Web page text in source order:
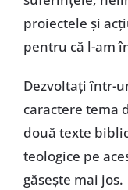
proiectele și
pentru că l-am
Dezvoltați într-
caractere tema
două texte
teologice pe
găsește mai jos.